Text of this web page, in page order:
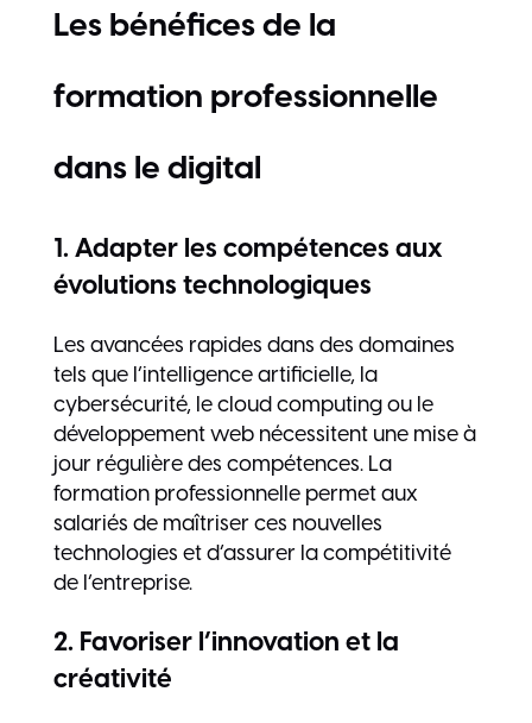
Les bénéfices de la
formation professionnelle
dans le digital
1. Adapter les compétences aux
évolutions technologiques
Les avancées rapides dans des domaines
tels que l’intelligence artificielle, la
cybersécurité, le cloud computing ou le
développement web nécessitent une mise à
jour régulière des compétences. La
formation professionnelle permet aux
salariés de maîtriser ces nouvelles
technologies et d’assurer la compétitivité
de l’entreprise.
2. Favoriser l’innovation et la
créativité